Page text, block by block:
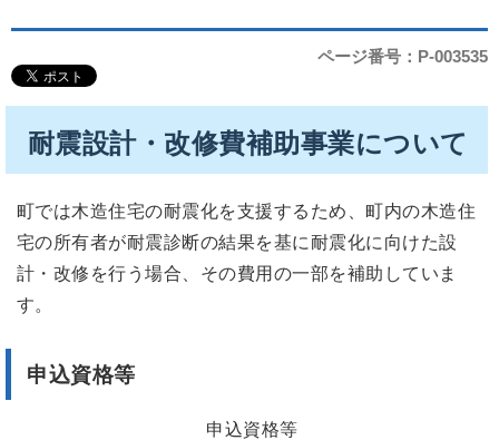
ページ番号：P-003535
耐震設計・改修費補助事業について
町では木造住宅の耐震化を支援するため、町内の木造住
宅の所有者が耐震診断の結果を基に耐震化に向けた設
計・改修を行う場合、その費用の一部を補助していま
す。
申込資格等
申込資格等